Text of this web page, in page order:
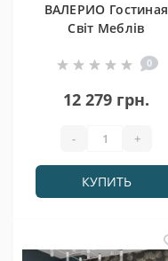
ВАЛЕРИО Гостиная
Світ Меблів
0
12 279 грн.
- +
КУПИТЬ